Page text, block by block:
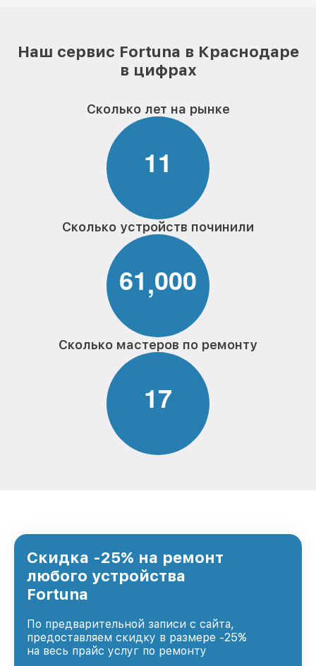
Наш сервис Fortuna в Краснодаре
в цифрах
Сколько лет на рынке
11
Сколько устройств починили
61,000
Сколько мастеров по ремонту
17
Скидка -25% на ремонт
любого устройства
Fortuna
По предварительной записи с сайта,
предоставляем скидку в размере -25%
на весь прайс услуг по ремонту